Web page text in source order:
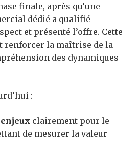
finale, après qu’une
dédié a qualifié
et présenté l’offre. Cette
renforcer la maîtrise de la
des dynamiques
:
clairement pour le
de mesurer la valeur